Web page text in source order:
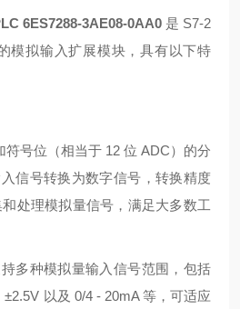
6ES7288-3AE08-0AA0 是 S7-2
模拟输入扩展模块，具有以下特
符号位（相当于 12 位 ADC）的分
信号转换为数字信号，转换精度
处理模拟量信号，满足大多数工
多种模拟量输入信号范围，包括
以及 0/4 - 20mA 等，可适应